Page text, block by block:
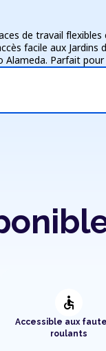
de travail
facile aux Jardins
Parfait
accessible
Accessible aux
roulants